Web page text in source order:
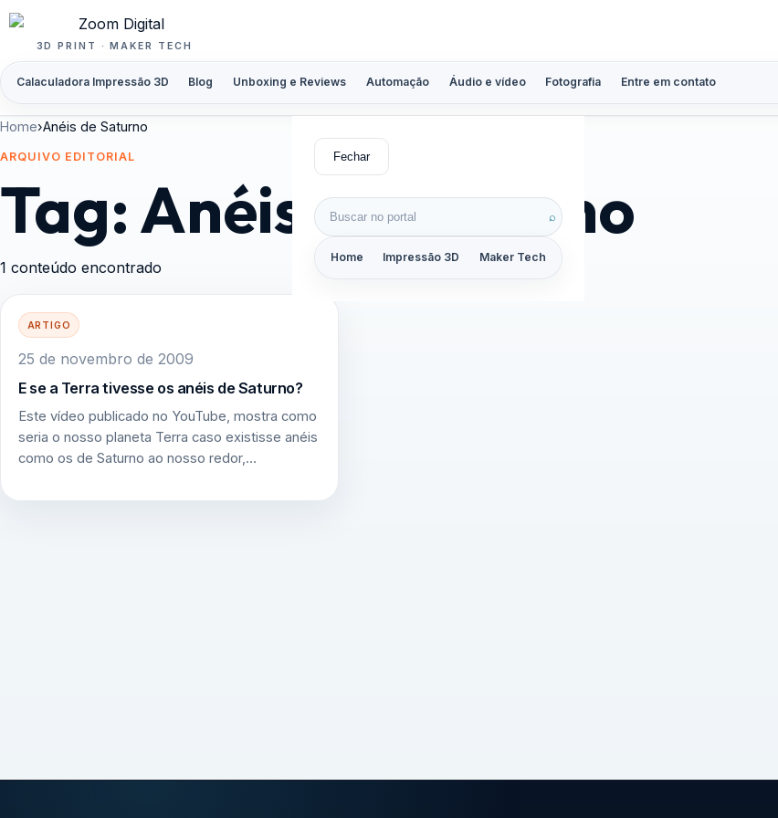
Pular para o conteúdo
3D PRINT · MAKER TECH
Calaculadora Impressão 3D Blog Unboxing e Reviews Automação Áudio e vídeo Fotografia Entre em contato
Fechar
Buscar por: ⌕
Home Impressão 3D Maker Tech
Home›Anéis de Saturno
ARQUIVO EDITORIAL
Tag:Anéis de Saturno
1 conteúdo encontrado
ARTIGO
25 de novembro de 2009
E se a Terra tivesse os anéis de Saturno?
Este vídeo publicado no YouTube, mostra como
seria o nosso planeta Terra caso existisse anéis
como os de Saturno ao nosso redor,…